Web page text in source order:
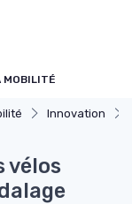
MOBILITÉ
Innovation
vélos